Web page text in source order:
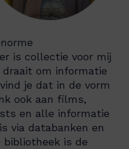
is collectie voor mij
om informatie
je dat in de vorm
ook aan films,
en alle informatie
via databanken en
bibliotheek is de